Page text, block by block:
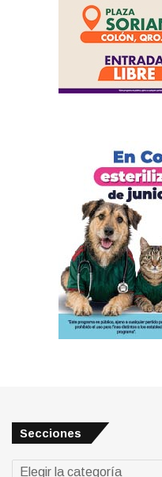
Secciones
Secciones